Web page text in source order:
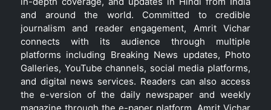
and around the world. Committed to credible
journalism and reader engagement, Amrit Vichar
connects with its audience through multiple
platforms including Breaking News updates, Photo
Galleries, YouTube channels, social media platforms,
and digital news services. Readers can also access
the e-version of the daily newspaper and weekly
magazine through the e-paper platform. Amrit Vichar